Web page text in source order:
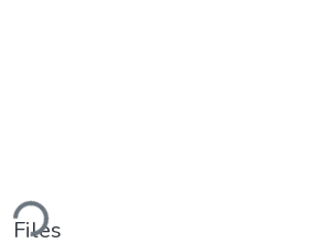
Files